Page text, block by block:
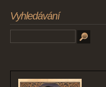
Vyhledávání